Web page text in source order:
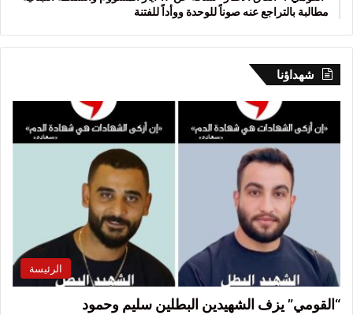
مطالبة بالتراجع عنه صوناً للوحدة ووأداً للفتنة
شهداؤنا
الرئيسة
“القومي” يزف الشهيدين البطلين سليم وحمود